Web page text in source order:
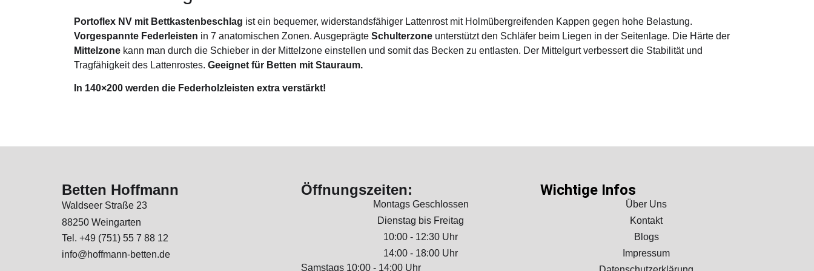
Portoflex NV mit Bettkastenbeschlag ist ein bequemer, widerstandsfähiger Lattenrost mit Holmübergreifenden Kappen gegen hohe Belastung.
Vorgespannte Federleisten in 7 anatomischen Zonen. Ausgeprägte Schulterzone unterstützt den Schläfer beim Liegen in der Seitenlage. Die Härte der
Mittelzone kann man durch die Schieber in der Mittelzone einstellen und somit das Becken zu entlasten. Der Mittelgurt verbessert die Stabilität und
Tragfähigkeit des Lattenrostes. Geeignet für Betten mit Stauraum.
In 140×200 werden die Federholzleisten extra verstärkt!
Betten Hoffmann
Waldseer Straße 23
88250 Weingarten
Tel. +49 (751) 55 7 88 12
info@hoffmann-betten.de
Öffnungszeiten:
Montags Geschlossen
Dienstag bis Freitag
10:00 - 12:30 Uhr
14:00 - 18:00 Uhr
Samstags 10:00 - 14:00 Uhr
Wichtige Infos
Über Uns
Kontakt
Blogs
Impressum